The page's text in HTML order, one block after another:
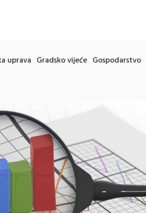
uprava Gradsko vijeće Gospodarstvo